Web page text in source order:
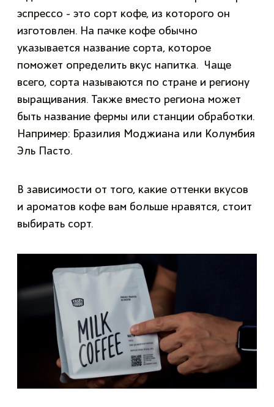
эспрессо - это сорт кофе, из которого он
изготовлен. На пачке кофе обычно
указывается название сорта, которое
поможет определить вкус напитка. Чаще
всего, сорта называются по стране и региону
выращивания. Также вместо региона может
быть название фермы или станции обработки.
Например: Бразилия Моджиана или Колумбия
Эль Пасто.
В зависимости от того, какие оттенки вкусов
и ароматов кофе вам больше нравятся, стоит
выбирать сорт.